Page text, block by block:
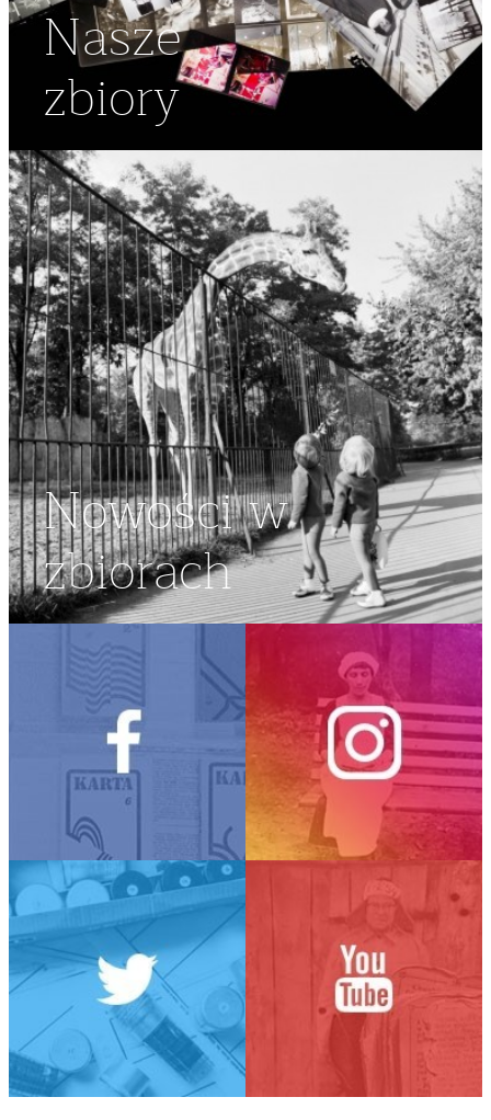
Nasze
zbiory
Nowości w
zbiorach